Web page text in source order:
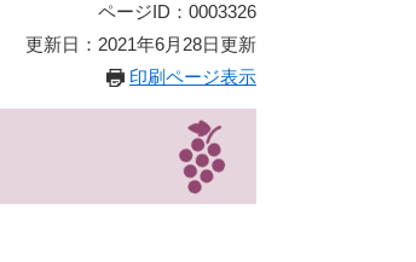
ページID：0003326
更新日：2021年6月28日更新
印刷ページ表示